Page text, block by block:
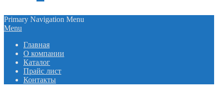
Primary Navigation Menu
Menu
Главная
О компании
Каталог
Прайс лист
Контакты